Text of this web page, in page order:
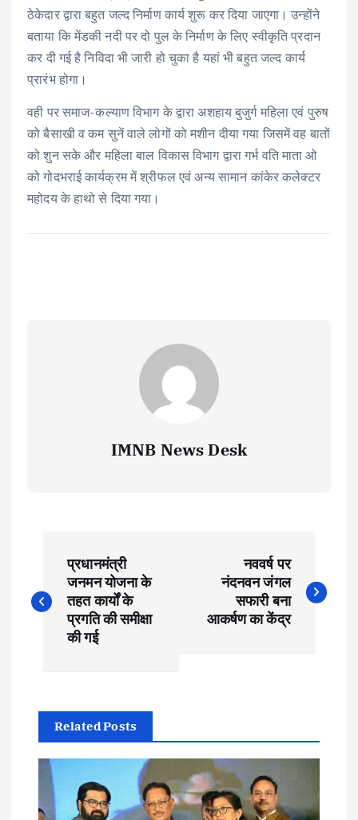
ठेकेदार द्वारा बहुत जल्द निर्माण कार्य शुरू कर दिया जाएगा। उन्होंने
बताया कि मेंडकी नदी पर दो पुल के निर्माण के लिए स्वीकृति प्रदान
कर दी गई है निविदा भी जारी हो चुका है यहां भी बहुत जल्द कार्य
प्रारंभ होगा।
वही पर समाज-कल्याण विभाग के द्वारा अशहाय बुजुर्ग महिला एवं पुरुष
को बैसाखी व कम सुनें वाले लोगों को मशीन दीया गया जिसमें वह बातों
को शुन सके और महिला बाल विकास विभाग द्वारा गर्भ वति माता ओ
को गोदभराई कार्यक्रम में श्रीफल एवं अन्य सामान कांकेर कलेक्टर
महोदय के हाथो से दिया गया।
IMNB News Desk
o
n
a
प्रधानमंत्री
जनमन योजना के
तहत कार्यों के
प्रगति की समीक्षा
की गई
नववर्ष पर
नंदनवन जंगल
सफारी बना
आकर्षण का केंद्र
Related Posts